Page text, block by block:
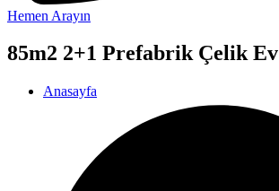
Hemen Arayın
85m2 2+1 Prefabrik Çelik Ev
Anasayfa